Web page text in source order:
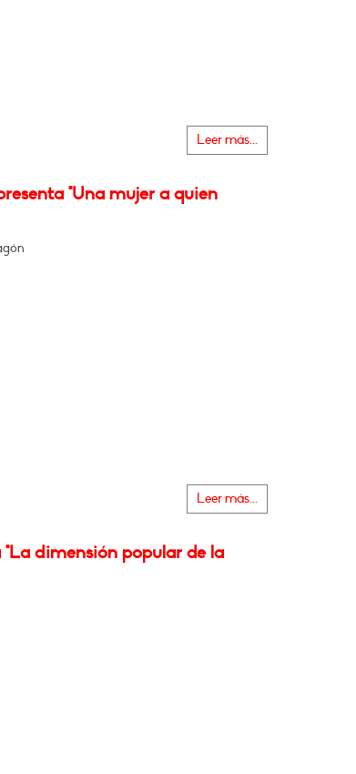
Leer más...
"Una mujer a quien
Leer más...
"La dimensión popular de la